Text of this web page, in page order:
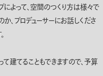
よって、空間のつくり方は様々で
、プロデューサーにお話しくださ
建てることもできますので、予算